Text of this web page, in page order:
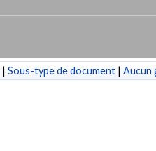
| Sous-type de document | Aucun